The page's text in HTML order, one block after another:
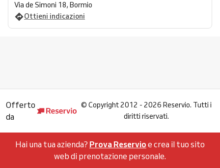
Via de Simoni 18, Bormio
Ottieni indicazioni
Offerto
da
© Copyright 2012 - 2026 Reservio. Tutti i
diritti riservati.
Hai una tua azienda? Prova Reservio e crea il tuo sito
web di prenotazione personale.